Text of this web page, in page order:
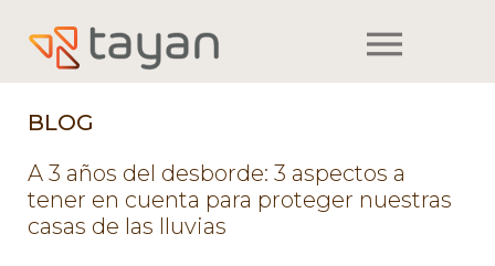
m
BLOG
A 3 años del desborde: 3 aspectos a
tener en cuenta para proteger nuestras
casas de las lluvias